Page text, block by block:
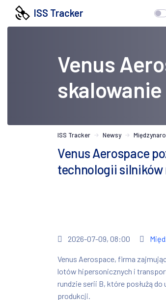
ISS Tracker
Venus
ISS Tracker Newsy
Venus Aerospace
technologii
2026-07-09, 08:00
Venus Aerospace, firma
lotów hipersonicznych i
rundzie serii B, które posłużą
produkcji.